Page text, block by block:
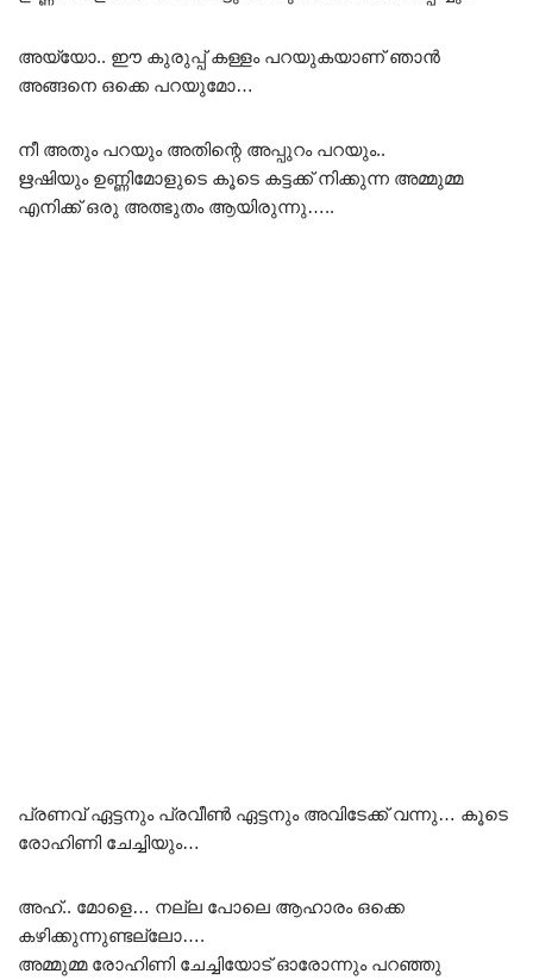
അയ്യോ.. ഈ കുരുപ്പ് കള്ളം പറയുകയാണ് ഞാൻ
അങ്ങനെ ഒക്കെ പറയുമോ…
നീ അതും പറയും അതിന്റെ അപ്പുറം പറയും..
ഋഷിയും ഉണ്ണിമോളുടെ കൂടെ കട്ടക്ക് നിക്കുന്ന അമ്മുമ്മ
എനിക്ക് ഒരു അത്ഭുതം ആയിരുന്നു…..
പ്രണവ് ഏട്ടനും പ്രവീൺ ഏട്ടനും അവിടേക്ക് വന്നു… കൂടെ
രോഹിണി ചേച്ചിയും…
അഹ്.. മോളെ… നല്ല പോലെ ആഹാരം ഒക്കെ
കഴിക്കുന്നുണ്ടല്ലോ….
അമ്മുമ്മ രോഹിണി ചേച്ചിയോട് ഓരോന്നും പറഞ്ഞു